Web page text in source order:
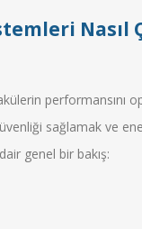
Nasıl
performansını
sağlamak ve
genel bir bakış: